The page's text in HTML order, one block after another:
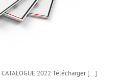
CATALOGUE 2022 Télécharger [...]